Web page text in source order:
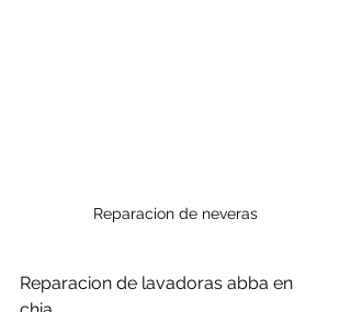
Reparacion de neveras
Reparacion de lavadoras abba en